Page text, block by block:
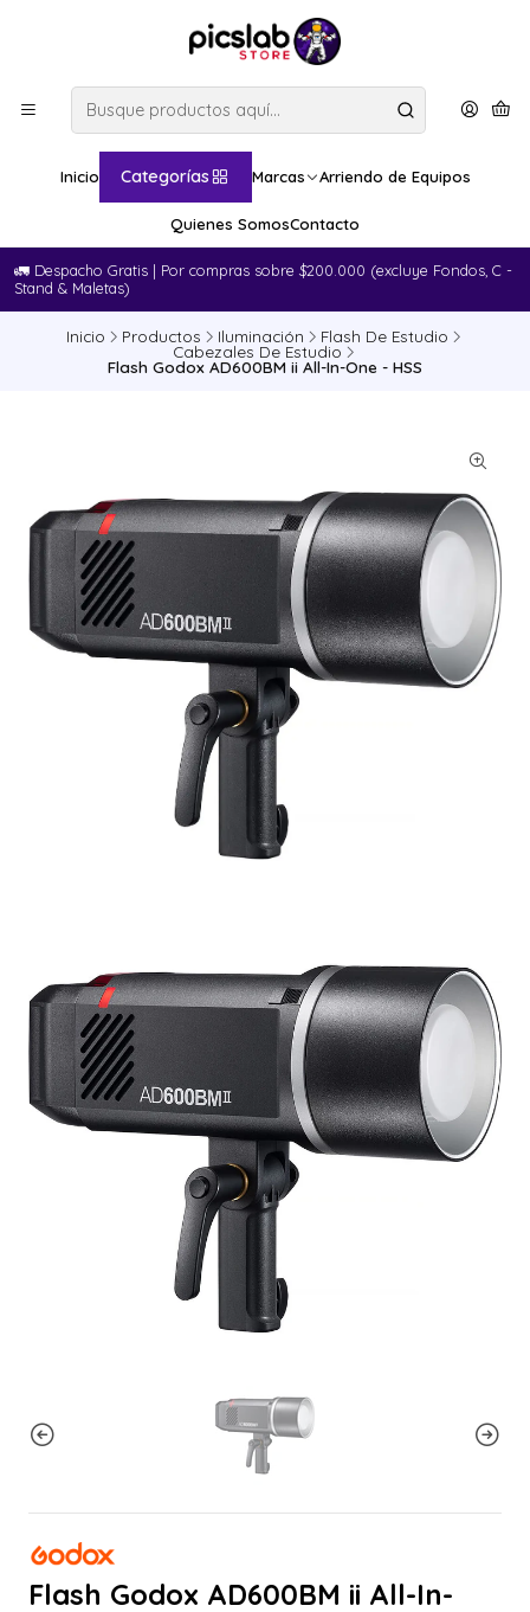
Inicio Categorías Marcas Arriendo de Equipos
Quienes SomosContacto
🚛​ Despacho Gratis | Por compras sobre $200.000 (excluye Fondos, C -
Stand & Maletas)
Inicio Productos Iluminación Flash De Estudio
Cabezales De Estudio
Flash Godox AD600BM ii All-In-One - HSS
Flash Godox AD600BM ii All-In-